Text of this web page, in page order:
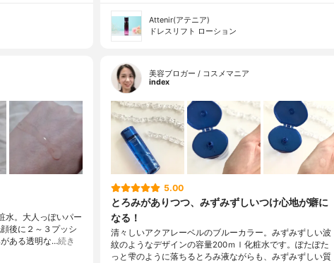
Attenir(アテニア)
ドレスリフト ローション
水。大人っぽいパー
後に２～３プッシ
ある透明な…続き
美容ブロガー / コスメマニア
index
5.00
とろみがありつつ、みずみずしいつけ心地が癖に
なる！
清々しいアクアレーベルのブルーカラー。みずみずしい波
紋のようなデザインの容量200ｍｌ化粧水です。ぽたぽた
っと雫のように落ちるとろみ液ながらも、みずみずしい質